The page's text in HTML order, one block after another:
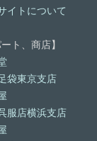
イトについて
ート、商店】
袋東京支店
服店横浜支店